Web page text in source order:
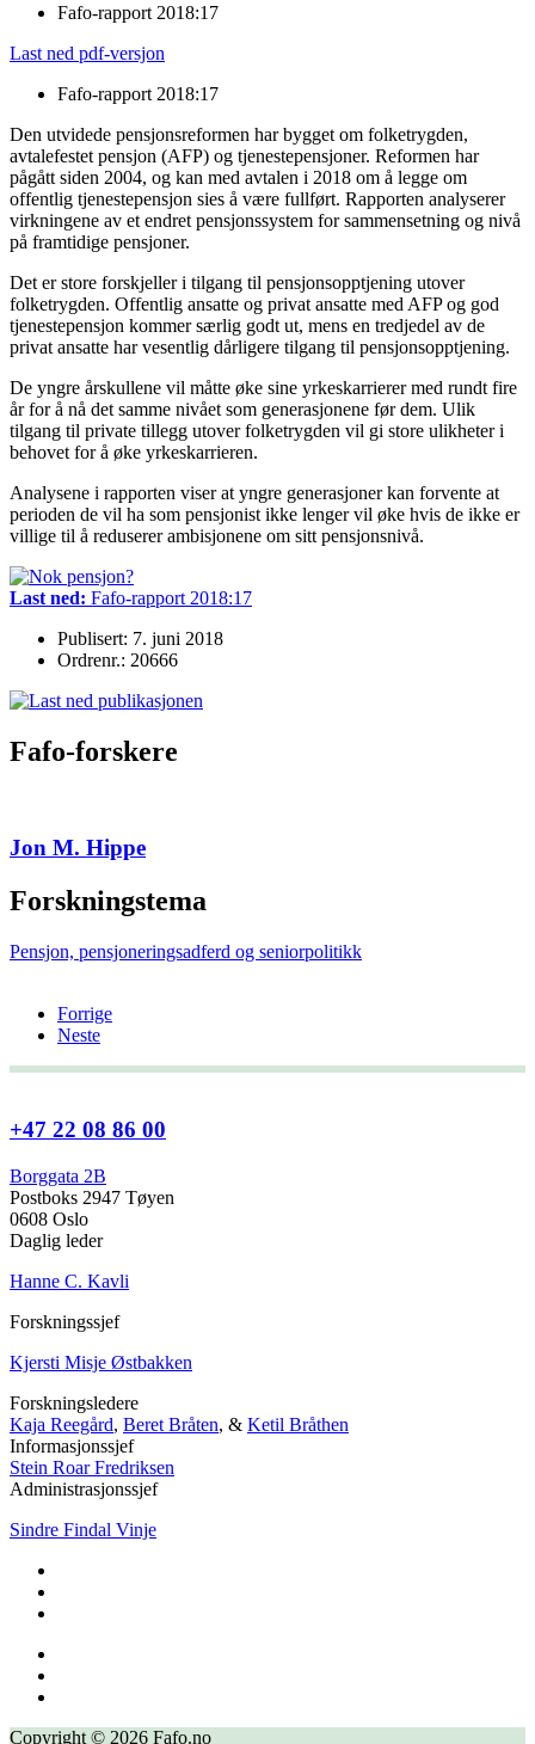
Fafo-rapport 2018:17
Last ned pdf-versjon
Fafo-rapport 2018:17
Den utvidede pensjonsreformen har bygget om folketrygden,
avtalefestet pensjon (AFP) og tjenestepensjoner. Reformen har
pågått siden 2004, og kan med avtalen i 2018 om å legge om
offentlig tjenestepensjon sies å være fullført. Rapporten analyserer
virkningene av et endret pensjonssystem for sammensetning og nivå
på framtidige pensjoner.
Det er store forskjeller i tilgang til pensjonsopptjening utover
folketrygden. Offentlig ansatte og privat ansatte med AFP og god
tjenestepensjon kommer særlig godt ut, mens en tredjedel av de
privat ansatte har vesentlig dårligere tilgang til pensjonsopptjening.
De yngre årskullene vil måtte øke sine yrkeskarrierer med rundt fire
år for å nå det samme nivået som generasjonene før dem. Ulik
tilgang til private tillegg utover folketrygden vil gi store ulikheter i
behovet for å øke yrkeskarrieren.
Analysene i rapporten viser at yngre generasjoner kan forvente at
perioden de vil ha som pensjonist ikke lenger vil øke hvis de ikke er
villige til å reduserer ambisjonene om sitt pensjonsnivå.
Last ned: Fafo-rapport 2018:17
Publisert: 7. juni 2018
Ordrenr.: 20666
Fafo-forskere
Jon M. Hippe
Forskningstema
Pensjon, pensjoneringsadferd og seniorpolitikk
Forrige
Neste
+47 22 08 86 00
Borggata 2B
Postboks 2947 Tøyen
0608 Oslo
Daglig leder
Hanne C. Kavli
Forskningssjef
Kjersti Misje Østbakken
Forskningsledere
Kaja Reegård, Beret Bråten, & Ketil Bråthen
Informasjonssjef
Stein Roar Fredriksen
Administrasjonssjef
Sindre Findal Vinje
Copyright © 2026 Fafo.no